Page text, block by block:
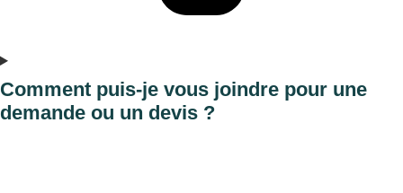
Comment puis-je vous joindre pour une
demande ou un devis ?